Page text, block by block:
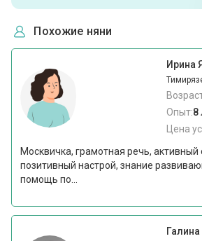
Похожие няни
Ирина
Опыт:8
Цена
Москвичка, грамотная речь, активный
позитивный настрой, знание
помощь по...